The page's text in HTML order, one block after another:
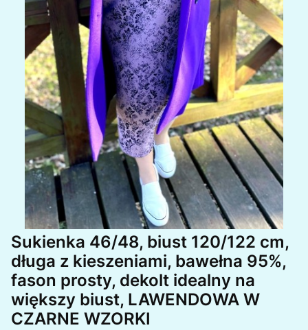
Sukienka 46/48, biust 120/122 cm,
długa z kieszeniami, bawełna 95%,
fason prosty, dekolt idealny na
większy biust, LAWENDOWA W
CZARNE WZORKI